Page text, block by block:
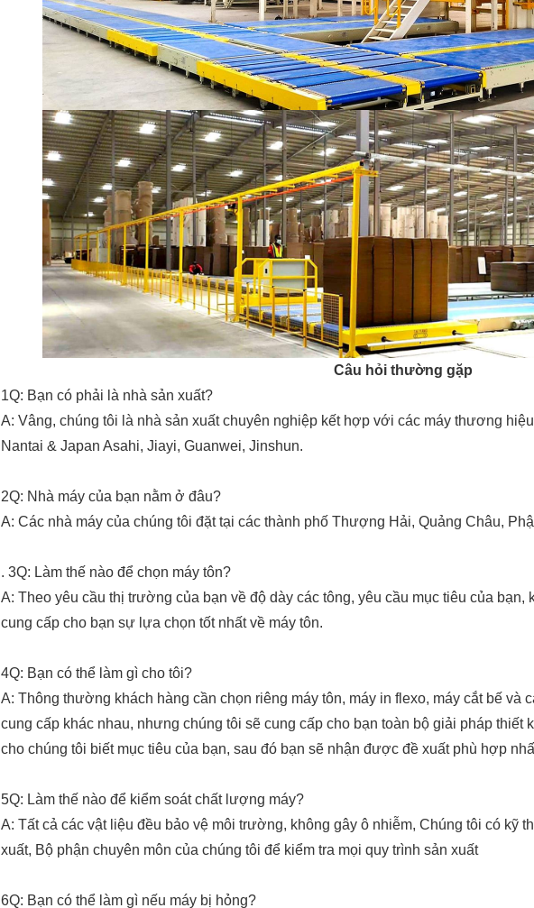
Câu hỏi thường gặp
1Q: Bạn có phải là nhà sản xuất?
A: Vâng, chúng tôi là nhà sản xuất chuyên nghiệp kết hợp với các máy thương
Nantai & Japan Asahi, Jiayi, Guanwei, Jinshun.
2Q: Nhà máy của bạn nằm ở đâu?
A: Các nhà máy của chúng tôi đặt tại các thành phố Thượng Hải, Quảng Châu,
. 3Q: Làm thế nào để chọn máy tôn?
A: Theo yêu cầu thị trường của bạn về độ dày các tông, yêu cầu mục tiêu của
cung cấp cho bạn sự lựa chọn tốt nhất về máy tôn.
4Q: Bạn có thể làm gì cho tôi?
A: Thông thường khách hàng cần chọn riêng máy tôn, máy in flexo, máy cắt bế và
cung cấp khác nhau, nhưng chúng tôi sẽ cung cấp cho bạn toàn bộ giải pháp thiết
cho chúng tôi biết mục tiêu của bạn, sau đó bạn sẽ nhận được đề xuất phù hợp
5Q: Làm thế nào để kiểm soát chất lượng máy?
A: Tất cả các vật liệu đều bảo vệ môi trường, không gây ô nhiễm, Chúng tôi có kỹ
xuất, Bộ phận chuyên môn của chúng tôi để kiểm tra mọi quy trình sản xuất
6Q: Bạn có thể làm gì nếu máy bị hỏng?